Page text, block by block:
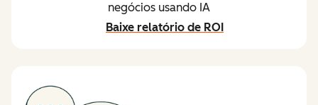
negócios usando IA
Baixe relatório de ROI